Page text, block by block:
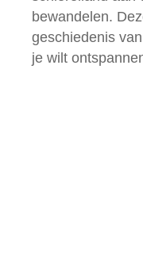
bewandelen.
geschiedenis
je wilt